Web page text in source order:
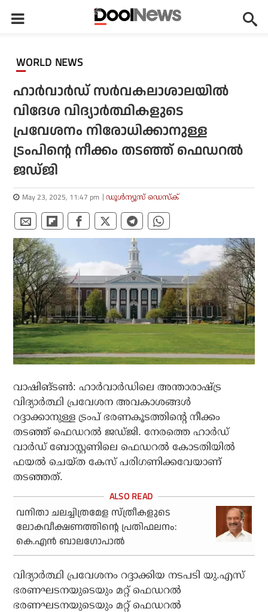
WORLD NEWS
ഹാര്‍വാര്‍ഡ് സര്‍വകലാശാലയില്‍
വിദേശ വിദ്യാര്‍ത്ഥികളുടെ
പ്രവേശനം നിരോധിക്കാനുള്ള
ട്രംപിന്റെ നീക്കം തടഞ്ഞ് ഫെഡറല്‍
ജഡ്ജി
May 23, 2025, 11:47 pm ഡൂള്‍ന്യൂസ് ഡെസ്‌ക്
വാഷിങ്ടണ്‍: ഹാര്‍വാര്‍ഡിലെ അന്താരാഷ്ട്ര
വിദ്യാര്‍ത്ഥി പ്രവേശന അവകാശങ്ങള്‍
റദ്ദാക്കാനുള്ള ട്രംപ് ഭരണകൂടത്തിന്റെ നീക്കം
തടഞ്ഞ് ഫെഡറല്‍ ജഡ്ജി. നേരത്തെ ഹാര്‍ഡ്
വാര്‍ഡ് ബോസ്റ്റണിലെ ഫെഡറല്‍ കോടതിയില്‍
ഫയല്‍ ചെയ്ത കേസ് പരിഗണിക്കവേയാണ്
തടഞ്ഞത്.
വനിതാ ചലച്ചിത്രമേള സ്ത്രീകളുടെ
ലോകവീക്ഷണത്തിന്റെ പ്രതിഫലനം:
കെ.എന്‍ ബാലഗോപാല്‍
വിദ്യാര്‍ത്ഥി പ്രവേശനം റദ്ദാക്കിയ നടപടി യു.എസ്
ഭരണഘടനയുടെയും മറ്റ് ഫെഡറല്‍
ഭരണഘടനയുടെയും മറ്റ് ഫെഡറല്‍